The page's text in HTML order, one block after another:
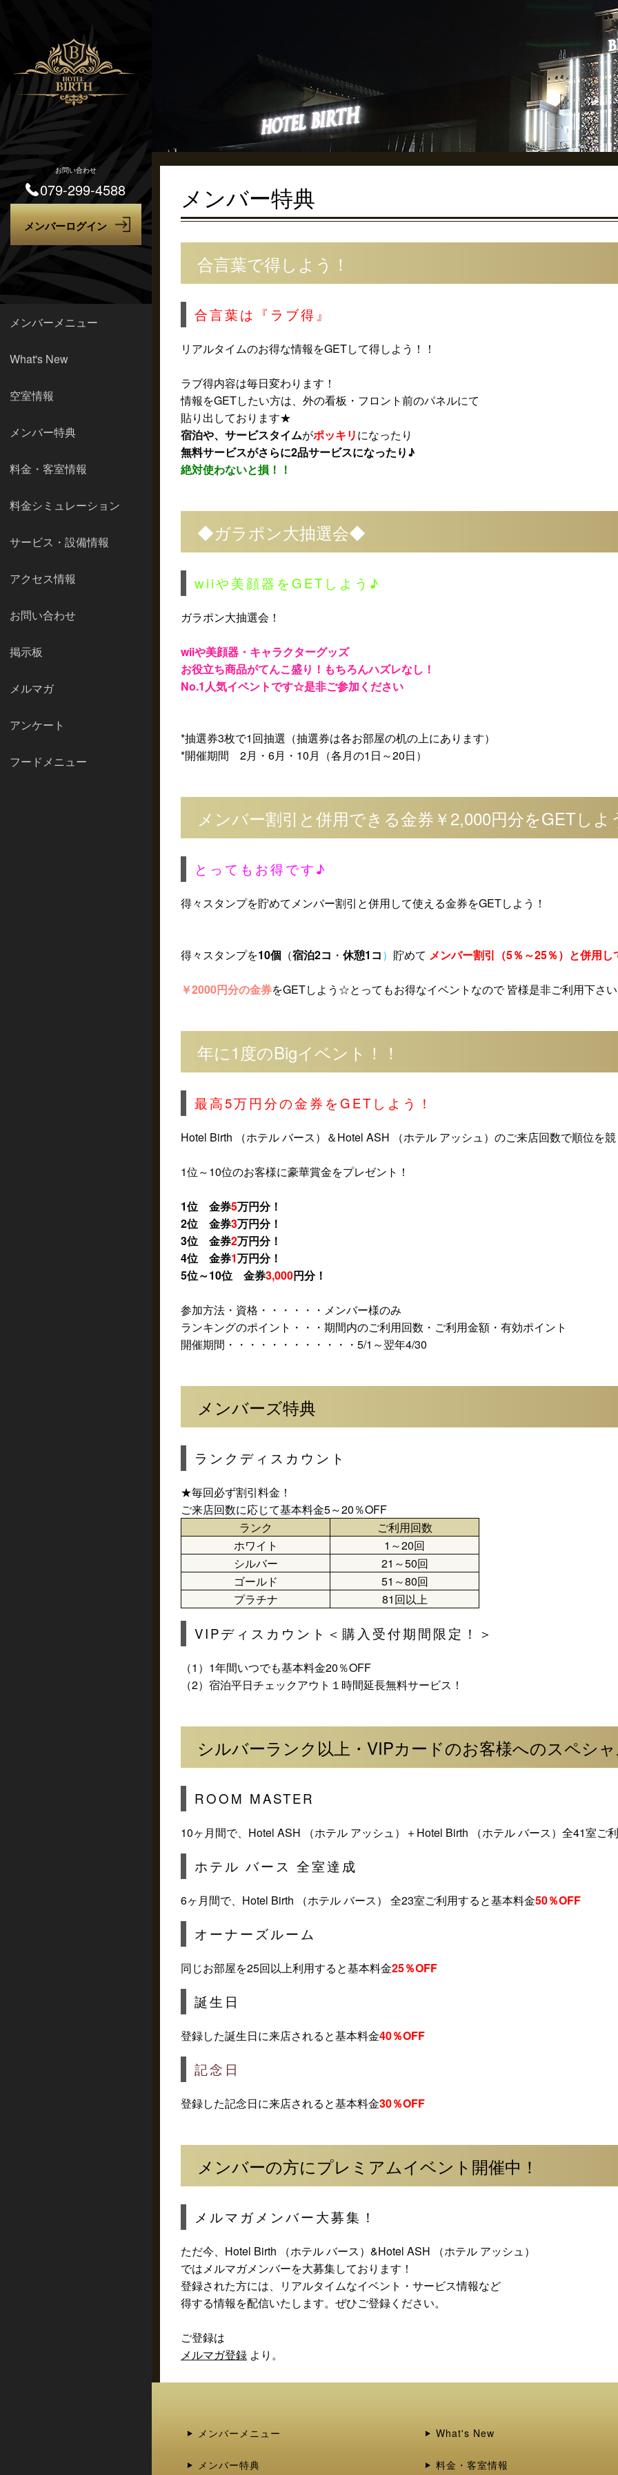
お問い合わせ
079-299-4588
メンバーメニュー
What's New
空室情報
メンバー特典
料金・客室情報
料金シミュレーション
サービス・設備情報
アクセス情報
お問い合わせ
掲示板
メルマガ
アンケート
フードメニュー
メンバー特典
合言葉で得しよう！
合言葉は『ラブ得』
リアルタイムのお得な情報をGETして得しよう！！
ラブ得内容は毎日変わります！
情報をGETしたい方は、外の看板・フロント前のパネルにて
貼り出しております★
宿泊や、サービスタイムがポッキリになったり
無料サービスがさらに2品サービスになったり♪
絶対使わないと損！！
◆ガラポン大抽選会◆
wiiや美顔器をGETしよう♪
ガラポン大抽選会！
wiiや美顔器・キャラクターグッズ
お役立ち商品がてんこ盛り！もちろんハズレなし！
No.1人気イベントです☆是非ご参加ください
*抽選券3枚で1回抽選（抽選券は各お部屋の机の上にあります）
*開催期間 2月・6月・10月（各月の1日～20日）
メンバー割引と併用できる金券￥2,000円分をGETしよ
とってもお得です♪
得々スタンプを貯めてメンバー割引と併用して使える金券をGETしよう！
得々スタンプを10個 （宿泊2コ ・ 休憩1コ） 貯めて メンバー割引（5％～25％）と併用し
￥2000円分の金券をGETしよう☆とってもお得なイベントなので 皆様是非ご利用下さ
年に1度のBigイベント！！
最高5万円分の金券をGETしよう！
Hotel Birth （ホテル バース）＆Hotel ASH （ホテル アッシュ）のご来店回数で順位を
1位～10位のお客様に豪華賞金をプレゼント！
1位 金券5万円分！
2位 金券3万円分！
3位 金券2万円分！
4位 金券1万円分！
5位～10位 金券3,000円分！
参加方法・資格・・・・・・メンバー様のみ
ランキングのポイント・・・期間内のご利用回数・ご利用金額・有効ポイント
開催期間・・・・・・・・・・・・5/1～翌年4/30
メンバーズ特典
ランクディスカウント
★毎回必ず割引料金！
ご来店回数に応じて基本料金5～20％OFF
ランク
ご利用回数
ホワイト
1～20回
シルバー
21～50回
ゴールド
51～80回
プラチナ
81回以上
VIPディスカウント＜購入受付期間限定！＞
（1）1年間いつでも基本料金20％OFF
（2）宿泊平日チェックアウト１時間延長無料サービス！
シルバーランク以上・VIPカードのお客様へのスペシ
ROOM MASTER
10ヶ月間で、Hotel ASH （ホテル アッシュ）＋Hotel Birth （ホテル バース）全41室ご
ホテル バース 全室達成
6ヶ月間で、Hotel Birth （ホテル バース） 全23室ご利用すると基本料金50％OFF
オーナーズルーム
同じお部屋を25回以上利用すると基本料金25％OFF
誕生日
登録した誕生日に来店されると基本料金40％OFF
記念日
登録した記念日に来店されると基本料金30％OFF
メンバーの方にプレミアムイベント開催中！
メルマガメンバー大募集！
ただ今、Hotel Birth （ホテル バース）&Hotel ASH （ホテル アッシュ）
ではメルマガメンバーを大募集しております！
登録された方には、リアルタイムなイベント・サービス情報など
得する情報を配信いたします。ぜひご登録ください。
ご登録は
メルマガ登録 より。
メンバーメニュー What's New
メンバー特典 料金・客室情報